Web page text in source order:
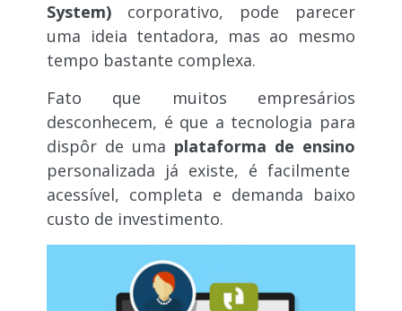
System) corporativo, pode parecer
uma ideia tentadora, mas ao mesmo
tempo bastante complexa.
Fato que muitos empresários
desconhecem, é que a tecnologia para
dispôr de uma plataforma de ensino
personalizada já existe, é facilmente
acessível, completa e demanda baixo
custo de investimento.